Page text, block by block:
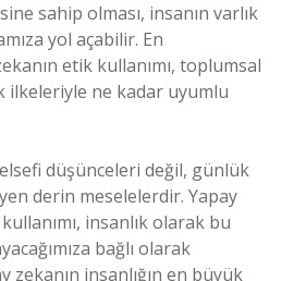
sahip olması, insanın varlık
yol açabilir. En
etik kullanımı, toplumsal
ilkeleriyle ne kadar uyumlu
düşünceleri değil, günlük
derin meselelerdir. Yapay
insanlık olarak bu
bağlı olarak
zekanın insanlığın en büyük